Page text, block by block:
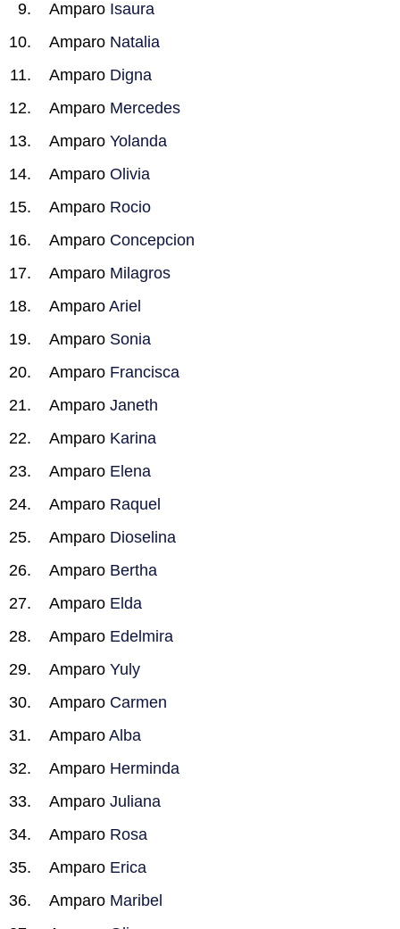
Amparo Isaura
Amparo Natalia
Amparo Digna
Amparo Mercedes
Amparo Yolanda
Amparo Olivia
Amparo Rocio
Amparo Concepcion
Amparo Milagros
Amparo Ariel
Amparo Sonia
Amparo Francisca
Amparo Janeth
Amparo Karina
Amparo Elena
Amparo Raquel
Amparo Dioselina
Amparo Bertha
Amparo Elda
Amparo Edelmira
Amparo Yuly
Amparo Carmen
Amparo Alba
Amparo Herminda
Amparo Juliana
Amparo Rosa
Amparo Erica
Amparo Maribel